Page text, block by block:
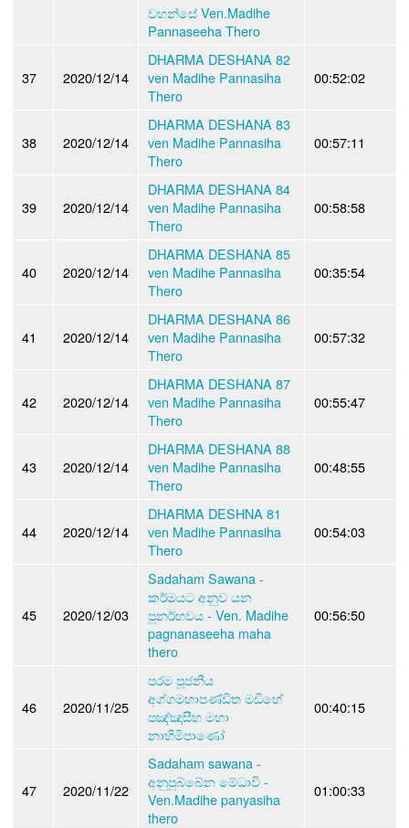
වහන්සේ Ven.Madihe
Pannaseeha Thero
37 2020/12/14
DHARMA DESHANA 82
ven Madihe Pannasiha
Thero
00:52:02
38 2020/12/14
DHARMA DESHANA 83
ven Madihe Pannasiha
Thero
00:57:11
39 2020/12/14
DHARMA DESHANA 84
ven Madihe Pannasiha
Thero
00:58:58
40 2020/12/14
DHARMA DESHANA 85
ven Madihe Pannasiha
Thero
00:35:54
41 2020/12/14
DHARMA DESHANA 86
ven Madihe Pannasiha
Thero
00:57:32
42 2020/12/14
DHARMA DESHANA 87
ven Madihe Pannasiha
Thero
00:55:47
43 2020/12/14
DHARMA DESHANA 88
ven Madihe Pannasiha
Thero
00:48:55
44 2020/12/14
DHARMA DESHNA 81
ven Madihe Pannasiha
Thero
00:54:03
45 2020/12/03
Sadaham Sawana -
කර්මයට අනුව යන
පුනර්භවය - Ven. Madihe
pagnanaseeha maha
thero
00:56:50
46 2020/11/25
පරම පූජනීය
අග්ගමහාපණ්ඩිත මඩිහේ
පඤ්ඤාසීහ මහා
නාහිමිපාණෝ
00:40:15
47 2020/11/22
Sadaham sawana -
අනුපුබ්බේන මේධාවි -
Ven.Madihe panyasiha
thero
01:00:33